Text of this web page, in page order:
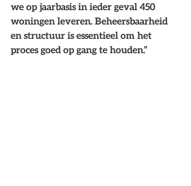
we op jaarbasis in ieder geval 450
woningen leveren. Beheersbaarheid
en structuur is essentieel om het
proces goed op gang te houden.”